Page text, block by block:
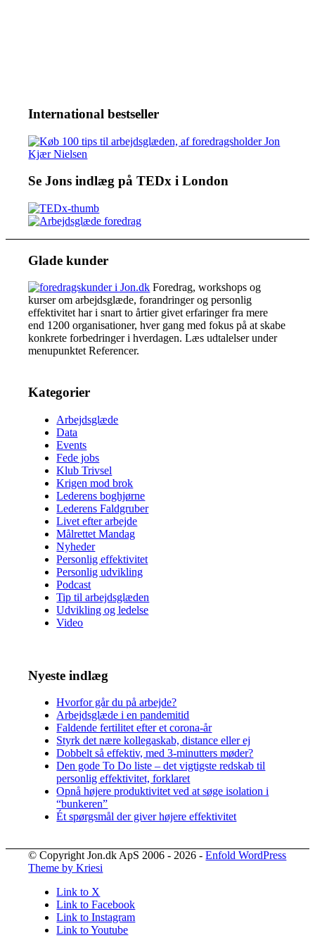
International bestseller
Se Jons indlæg på TEDx i London
Glade kunder
Foredrag, workshops og
kurser om arbejdsglæde, forandringer og personlig
effektivitet har i snart to årtier givet erfaringer fra mere
end 1200 organisationer, hver gang med fokus på at skabe
konkrete forbedringer i hverdagen. Læs udtalelser under
menupunktet Referencer.
Kategorier
Arbejdsglæde
Data
Events
Fede jobs
Klub Trivsel
Krigen mod brok
Lederens boghjørne
Lederens Faldgruber
Livet efter arbejde
Målrettet Mandag
Nyheder
Personlig effektivitet
Personlig udvikling
Podcast
Tip til arbejdsglæden
Udvikling og ledelse
Video
Nyeste indlæg
Hvorfor går du på arbejde?
Arbejdsglæde i en pandemitid
Faldende fertilitet efter et corona-år
Styrk det nære kollegaskab, distance eller ej
Dobbelt så effektiv, med 3-minutters møder?
Den gode To Do liste – det vigtigste redskab til
personlig effektivitet, forklaret
Opnå højere produktivitet ved at søge isolation i
“bunkeren”
Ét spørgsmål der giver højere effektivitet
© Copyright Jon.dk ApS 2006 - 2026 -Enfold WordPress
Theme by Kriesi
Link to X
Link to Facebook
Link to Instagram
Link to Youtube